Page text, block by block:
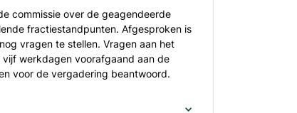
commissie over de geagendeerde
fractiestandpunten. Afgesproken is
vragen te stellen. Vragen aan het
werkdagen voorafgaand aan de
voor de vergadering beantwoord.